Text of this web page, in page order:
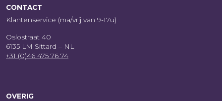
CONTACT
Klantenservice (ma/vrij van 9-17u)
Oslostraat 40
6135 LM Sittard – NL
+31 (0)46 475 76 74
OVERIG